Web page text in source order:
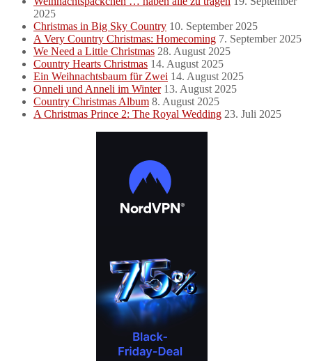
2025
Christmas in Big Sky Country 10. September 2025
A Very Country Christmas: Homecoming 7. September 2025
We Need a Little Christmas 28. August 2025
Country Hearts Christmas 14. August 2025
Ein Weihnachtsbaum für Zwei 14. August 2025
Onneli und Anneli im Winter 13. August 2025
Country Christmas Album 8. August 2025
A Christmas Prince 2: The Royal Wedding 23. Juli 2025